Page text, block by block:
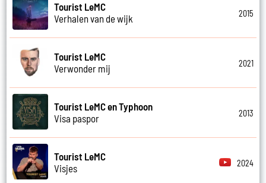
Tourist LeMC
Verhalen van de wijk
2015
Tourist LeMC
Verwonder mij
2021
Tourist LeMC en Typhoon
Visa paspor
2013
Tourist LeMC
Visjes
2024